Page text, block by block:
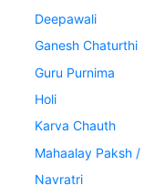
Deepawali
Ganesh Chaturthi
Guru Purnima
Holi
Karva Chauth
Mahaalay Paksh
Navratri